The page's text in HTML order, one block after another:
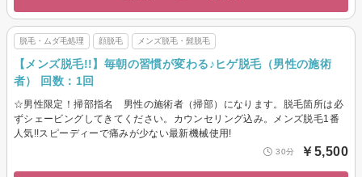
脱毛・ムダ毛処理 顔脱毛 メンズ脱毛・髭脱毛
【メンズ脱毛!!】毎朝の習慣が変わる♪ヒゲ脱毛（男性の施術
者） 回数：1回
☆男性限定！掃部指名 男性の施術者（掃部）になります。脱毛箇所は必
ずシェービングしてきてください。カウンセリング込み。メンズ脱毛1番
人気!!スピーディーで痛みが少ない最新機械使用!
30分 ￥5,500